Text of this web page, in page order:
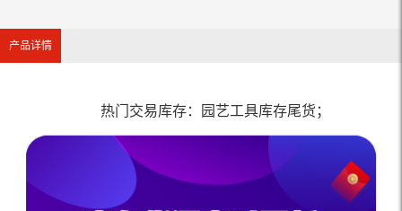
产品详情
热门交易库存：园艺工具库存尾货；